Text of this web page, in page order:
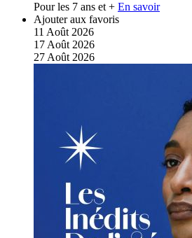
Pour les 7 ans et + En savoir
Ajouter aux favoris
11 Août 2026
17 Août 2026
27 Août 2026